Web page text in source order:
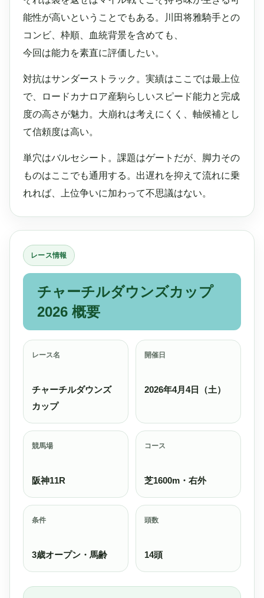
能性が高いということでもある。川田将雅騎手との
コンビ、枠順、血統背景を含めても、
今回は能力を素直に評価したい。
対抗はサンダーストラック。実績はここでは最上位
で、ロードカナロア産駒らしいスピード能力と完成
度の高さが魅力。大崩れは考えにくく、軸候補とし
て信頼度は高い。
単穴はバルセシート。課題はゲートだが、脚力その
ものはここでも通用する。出遅れを抑えて流れに乗
れれば、上位争いに加わって不思議はない。
レース情報
チャーチルダウンズカップ
2026 概要
レース名
チャーチルダウンズ
カップ
開催日
2026年4月4日（土）
競馬場
阪神11R
コース
芝1600m・右外
条件
3歳オープン・馬齢
頭数
14頭